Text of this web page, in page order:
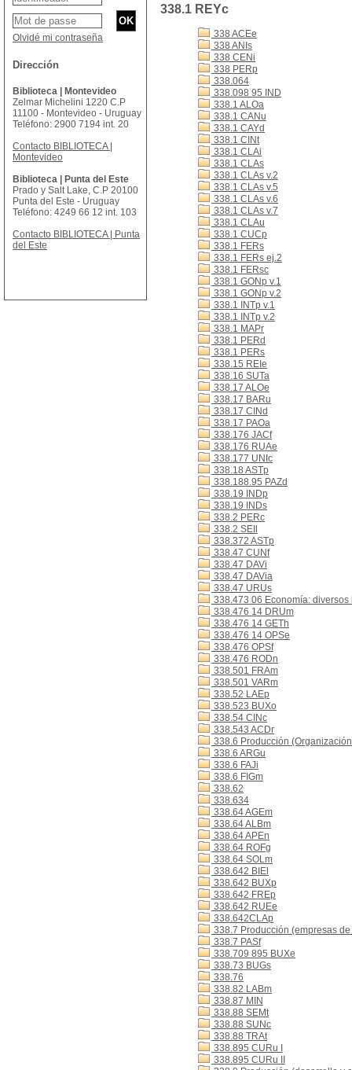
338.1 REYc
338 ACEe
338 ANIs
338 CENi
338 PERp
338.064
338.098 95 IND
338.1 ALOa
338.1 CANu
338.1 CAYd
338.1 CINt
338.1 CLAi
338.1 CLAs
338.1 CLAs v.2
338.1 CLAs v.5
338.1 CLAs v.6
338.1 CLAs v.7
338.1 CLAu
338.1 CUCp
338.1 FERs
338.1 FERs ej.2
338.1 FERsc
338.1 GONp v.1
338.1 GONp v.2
338.1 INTp v.1
338.1 INTp v.2
338.1 MAPr
338.1 PERd
338.1 PERs
338.15 REIe
338.16 SUTa
338.17 ALOe
338.17 BARu
338.17 CINd
338.17 PAOa
338.176 JACf
338.176 RUAe
338.177 UNIc
338.18 ASTp
338.188.95 PAZd
338.19 INDp
338.19 INDs
338.2 PERc
338.2 SEIl
338.372 ASTp
338.47 CUNf
338.47 DAVi
338.47 DAVia
338.47 URUs
338.473 06 Economía:
338.476 14 DRUm
338.476 14 GETh
338.476 14 OPSe
338.476 OPSf
338.476 RODn
338.501 FRAm
338.501 VARm
338.52 LAEp
338.523 BUXo
338.54 CINc
338.543 ACDr
338.6 Producción
338.6 ARGu
338.6 FAJi
338.6 FIGm
338.62
338.634
338.64 AGEm
338.64 ALBm
338.64 APEn
338.64 ROFg
338.64 SOLm
338.642 BIEl
338.642 BUXp
338.642 FREp
338.642 RUEe
338.642CLAp
338.7 Producción (empresas
338.7 PASf
338.709 895 BUXe
338.73 BUGs
338.76
338.82 LABm
338.87 MIN
338.88 SEMt
338.88 SUNc
338.88 TRAt
338.895 CURu I
338.895 CURu II
Olvidé mi contraseña
Dirección
Biblioteca | Montevideo
Zelmar Michelini 1220 C.P
11100 - Montevideo - Uruguay
Teléfono: 2900 7194 int. 20
Contacto BIBLIOTECA |
Montevideo
Biblioteca | Punta del Este
Prado y Salt Lake, C.P 20100
Punta del Este - Uruguay
Teléfono: 4249 66 12 int. 103
Contacto BIBLIOTECA | Punta
del Este